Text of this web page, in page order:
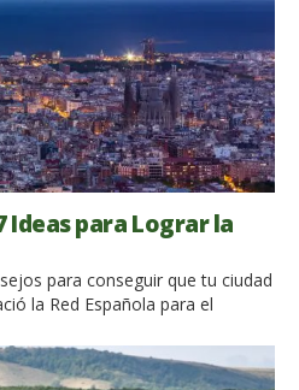
Ideas para Lograr la
para conseguir que tu ciudad
la Red Española para el
y los Objetivos de Desarrollo
mostramos algunas ideas que